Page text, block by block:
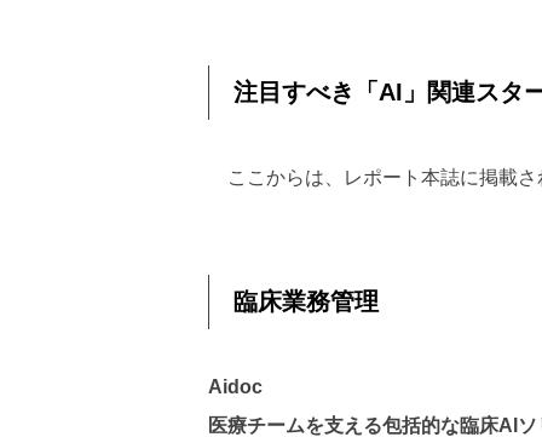
注目すべき「AI」関連スタ
ここからは、レポート本誌に掲載
臨床業務管理
Aidoc
医療チームを支える包括的な臨床AI